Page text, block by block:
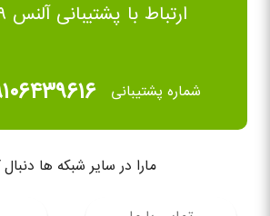
ارتباط با پشتیبانی آلنس ۹ الی ۲۰
شماره پشتیبانی
مارا در سایر شبکه ها دنبال